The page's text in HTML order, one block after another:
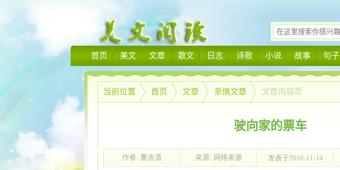
首页 美文 文章 散文 日志 诗歌 小说 故事 句子
当前位置 首页 文章 亲情文章 文章内容页
驶向家的票车
作者: 曹含清 来源: 网络来源 发表于2016-11-14